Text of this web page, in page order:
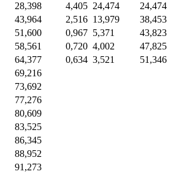
28,398 4,405 24,474
24,474
43,964 2,516 13,979
38,453
51,600 0,967 5,371
43,823
58,561 0,720 4,002
47,825
64,377 0,634 3,521
51,346
69,216
73,692
77,276
80,609
83,525
86,345
88,952
91,273